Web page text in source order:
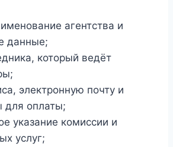
агентства и
данные;
который ведёт
электронную почту и
для оплаты;
указание комиссии и
услуг;